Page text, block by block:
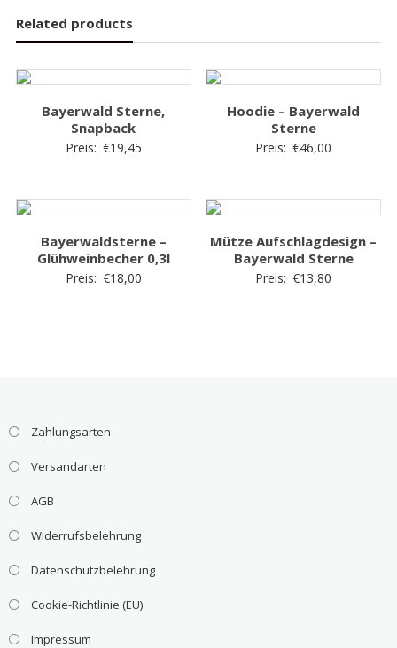
Related products
Bayerwald Sterne,
Snapback
Preis: €19,45
Hoodie – Bayerwald
Sterne
Preis: €46,00
Bayerwaldsterne –
Glühweinbecher 0,3l
Preis: €18,00
Mütze Aufschlagdesign –
Bayerwald Sterne
Preis: €13,80
Zahlungsarten
Versandarten
AGB
Widerrufsbelehrung
Datenschutzbelehrung
Cookie-Richtlinie (EU)
Impressum